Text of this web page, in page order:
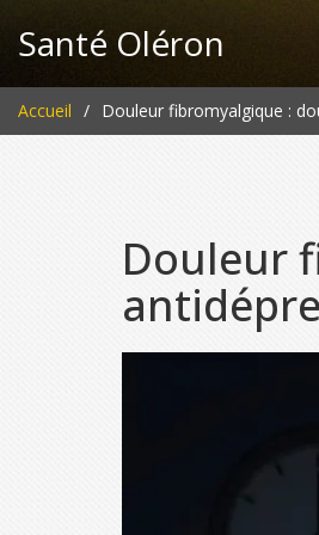
Santé Oléron
Accueil Douleur fibromyalgique :
Douleur